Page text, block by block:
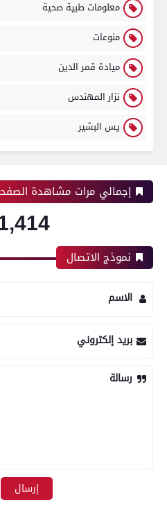
معلومات طبية صحية
منوعات
ميادة قمر الدين
نزار المهندس
يس البشير
إجمالي مرات مشاهدة
نموذج الاتصال
الاسم
بريد إلكتروني
رسالة